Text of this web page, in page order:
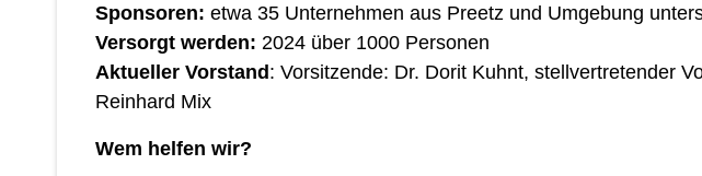
Sponsoren: etwa 35 Unternehmen aus Preetz und Umgebung
Versorgt werden: 2024 über 1000 Personen
Aktueller Vorstand : Vorsitzende: Dr. Dorit Kuhnt, stellvertretender
Reinhard Mix
Wem helfen wir?